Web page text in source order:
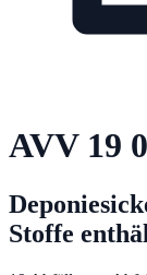
AVV 19
Stoffe